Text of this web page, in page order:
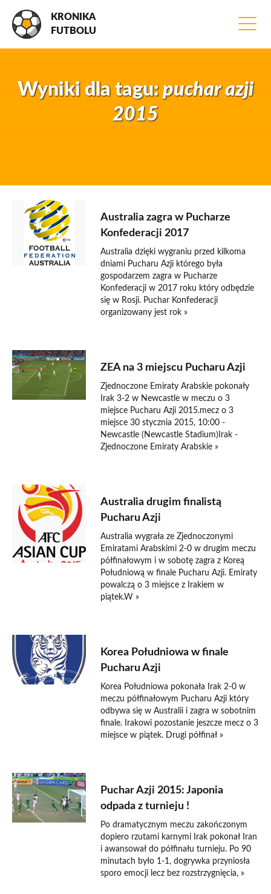
KRONIKA
FUTBOLU
Wyniki dla tagu:puchar azji
2015
Australia zagra w Pucharze
Konfederacji 2017
Australia dzięki wygraniu przed kilkoma
dniami Pucharu Azji którego była
gospodarzem zagra w Pucharze
Konfederacji w 2017 roku który odbędzie
się w Rosji. Puchar Konfederacji
organizowany jest rok »
ZEA na 3 miejscu Pucharu Azji
Zjednoczone Emiraty Arabskie pokonały
Irak 3-2 w Newcastle w meczu o 3
miejsce Pucharu Azji 2015.mecz o 3
miejsce 30 stycznia 2015, 10:00 -
Newcastle (Newcastle Stadium)Irak -
Zjednoczone Emiraty Arabskie »
Australia drugim finalistą
Pucharu Azji
Australia wygrała ze Zjednoczonymi
Emiratami Arabskimi 2-0 w drugim meczu
półfinałowym i w sobotę zagra z Koreą
Południową w finale Pucharu Azji. Emiraty
powalczą o 3 miejsce z Irakiem w
piątek.W »
Korea Południowa w finale
Pucharu Azji
Korea Południowa pokonała Irak 2-0 w
meczu półfinałowym Pucharu Azji który
odbywa się w Australii i zagra w sobotnim
finale. Irakowi pozostanie jeszcze mecz o 3
miejsce w piątek. Drugi półfinał »
Puchar Azji 2015: Japonia
odpada z turnieju !
Po dramatycznym meczu zakończonym
dopiero rzutami karnymi Irak pokonał Iran
i awansował do półfinału turnieju. Po 90
minutach było 1-1, dogrywka przyniosła
sporo emocji lecz bez rozstrzygnięcia, »